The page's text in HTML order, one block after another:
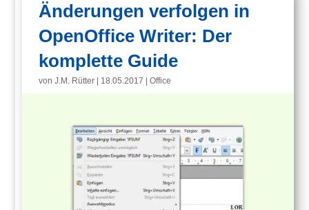
Änderungen verfolgen in
OpenOffice Writer: Der
komplette Guide
vonJ.M. Rütter 18.05.2017 |Office